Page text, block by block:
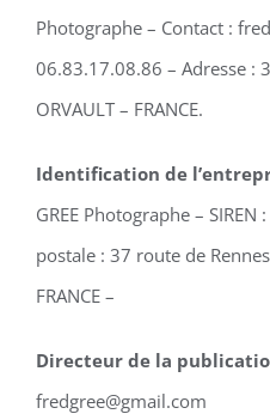
Photographe– Contact :
06.83.17.08.86 – Adresse :
ORVAULT – FRANCE.
Identification de
GREE Photographe– SIREN :
postale : 37 route de
FRANCE–
Directeur de la
fredgree@gmail.com